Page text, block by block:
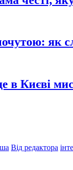
як
в Києві
Від редактора